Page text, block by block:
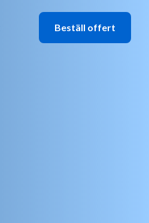
Beställ offert